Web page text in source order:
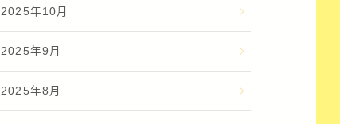
2025年10月
2025年9月
2025年8月